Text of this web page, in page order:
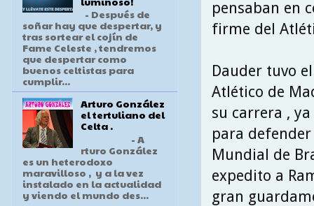
pensaban en
firme del
Dauder tuvo
Atlético de
su carrera ,
para
Mundial de
expedito a
gran
- Después de
soñar hay que despertar, y
tras sortear el cojín de
Fame Celeste , tendremos
que despertar como
buenos celtistas para
cumplir...
Arturo González
el tertuliano del
Celta .
- A
rturo González
es un heterodoxo
maravilloso , y a la vez
instalado en la actualidad
y viendo el mundo des...